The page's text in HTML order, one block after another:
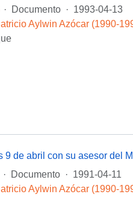
· Documento · 1993-04-13
Aylwin Azócar (1990-
· Documento · 1991-04-11
Aylwin Azócar (1990-